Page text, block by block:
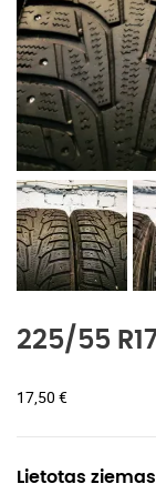
225/55
17,50 €
Lietotas